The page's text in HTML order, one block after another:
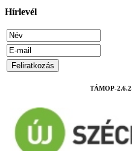
Hírlevél
TÁMOP-